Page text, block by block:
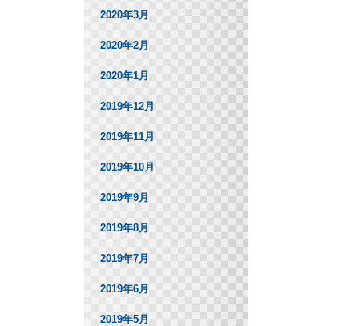
2020年3月
2020年2月
2020年1月
2019年12月
2019年11月
2019年10月
2019年9月
2019年8月
2019年7月
2019年6月
2019年5月